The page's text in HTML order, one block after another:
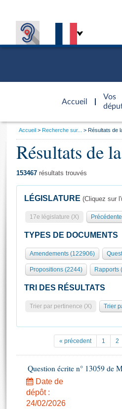
Accueil
d'accueil
Vos
Présidence
577 députés
Groupes politiques
Séance publique
Commissions et autres
Europe et International
Pétitions
Projets de loi
Propositions de loi
Amendements
Textes adoptés
Général
Rôle et pouvoirs de
Organisation de
Présidence Conférence des
Statistiques et chiffres clés
Documents de référence
( Constitution | Règlement de
Histoire
Juniors
Visiter l'Assemblée
Visite virtuelle du palais
Assister à une séance
La Bibliothèque
Contacts et plan d'accès
Photos libres de droit
Vous
Accueil Recherche sur... Résultats de
Résultats de
153467 résultats trouvés
LÉGISLATURE (Cliquez sur
17e législature (X)
TYPES DE DOCUMENTS
Amendements (122906)
Propositions (2244) Rapports
TRI DES RÉSULTATS
Trier par pertinence (X) Trier
« précedent 1 2
Question écrite n° 13059 de
Date de
dépôt :
24/02/2026